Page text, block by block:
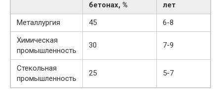
бетонах, %
лет
Металлургия
45
6-8
Химическая
промышленность
30 7-9
Стекольная
промышленность
25 5-7